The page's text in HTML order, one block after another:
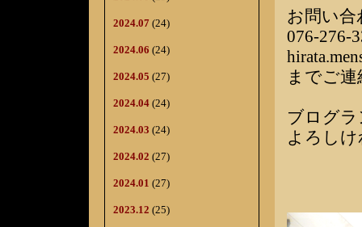
2024.07 (24)
2024.06 (24)
2024.05 (27)
2024.04 (24)
2024.03 (24)
2024.02 (27)
2024.01 (27)
2023.12 (25)
お問い合
076-276-
までご
ブログ
よろし